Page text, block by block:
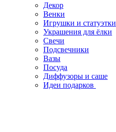
Декор
Венки
Игрушки и статуэтки
Украшения для ёлки
Свечи
Подсвечники
Вазы
Посуда
Диффузоры и саше
Идеи подарков